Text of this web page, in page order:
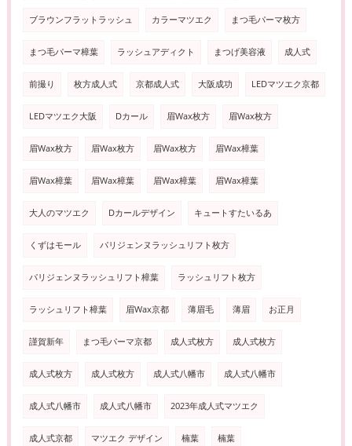
ブラウンフラットラッシュ カラーマツエク まつ毛パーマ枚方
まつ毛パーマ樟葉 ラッシュアディクト まつげ美容液 成人式
前撮り 枚方成人式 京都成人式 大阪成功 LEDマツエク京都
LEDマツエク大阪 Dカール 眉Wax枚方 眉Wax枚方
眉Wax枚方 眉Wax枚方 眉Wax枚方 眉Wax樟葉
眉Wax樟葉 眉Wax樟葉 眉Wax樟葉 眉Wax樟葉
大人のマツエク Dカールデザイン キュートすたいるあ
くずはモール パリジェンヌラッシュリフト枚方
パリジェンヌラッシュリフト樟葉 ラッシュリフト枚方
ラッシュリフト樟葉 眉Wax京都 薄眉毛 薄眉 お正月
謹賀新年 まつ毛パーマ京都 成人式枚方 成人式枚方
成人式枚方 成人式枚方 成人式八幡市 成人式八幡市
成人式八幡市 成人式八幡市 2023年成人式マツエク
成人式京都 マツエク デザイン 楠葉 楠葉